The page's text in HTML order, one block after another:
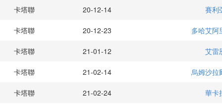
卡塔聯 20-12-14 賽利
卡塔聯 20-12-23 多哈艾阿
卡塔聯 21-01-12 艾雷
卡塔聯 21-02-14 烏姆沙拉
卡塔聯 21-02-24 華卡